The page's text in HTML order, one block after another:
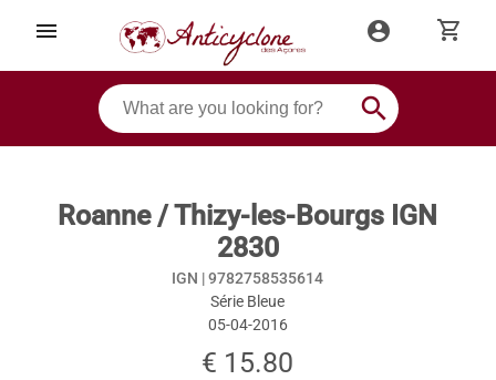
menu account_circle shopping_cart
search
Roanne / Thizy-les-Bourgs IGN
2830
IGN |9782758535614
Série Bleue
05-04-2016
€ 15.80